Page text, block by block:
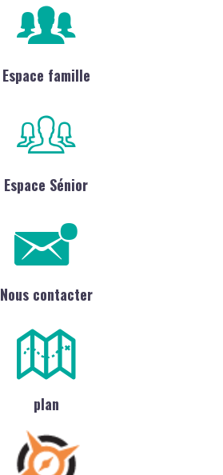
Espace famille
Espace Sénior
Nous contacter
plan